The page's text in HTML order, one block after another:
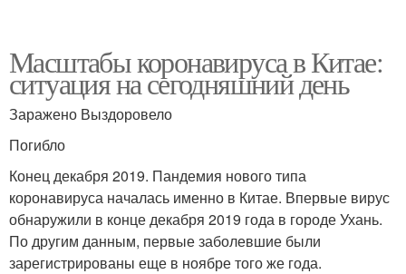
Масштабы коронавируса в Китае:
ситуация на сегодняшний день
Заражено Выздоровело
Погибло
Конец декабря 2019. Пандемия нового типа
коронавируса началась именно в Китае. Впервые вирус
обнаружили в конце декабря 2019 года в городе Ухань.
По другим данным, первые заболевшие были
зарегистрированы еще в ноябре того же года.